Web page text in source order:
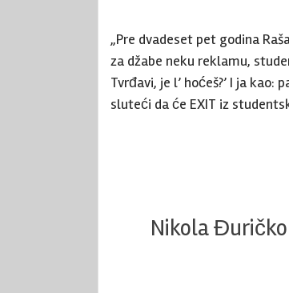
„Pre dvadeset pet godina
za džabe neku reklamu,
Tvrđavi, je l’ hoćeš?’ I ja kao:
sluteći da će EXIT iz
Nikola